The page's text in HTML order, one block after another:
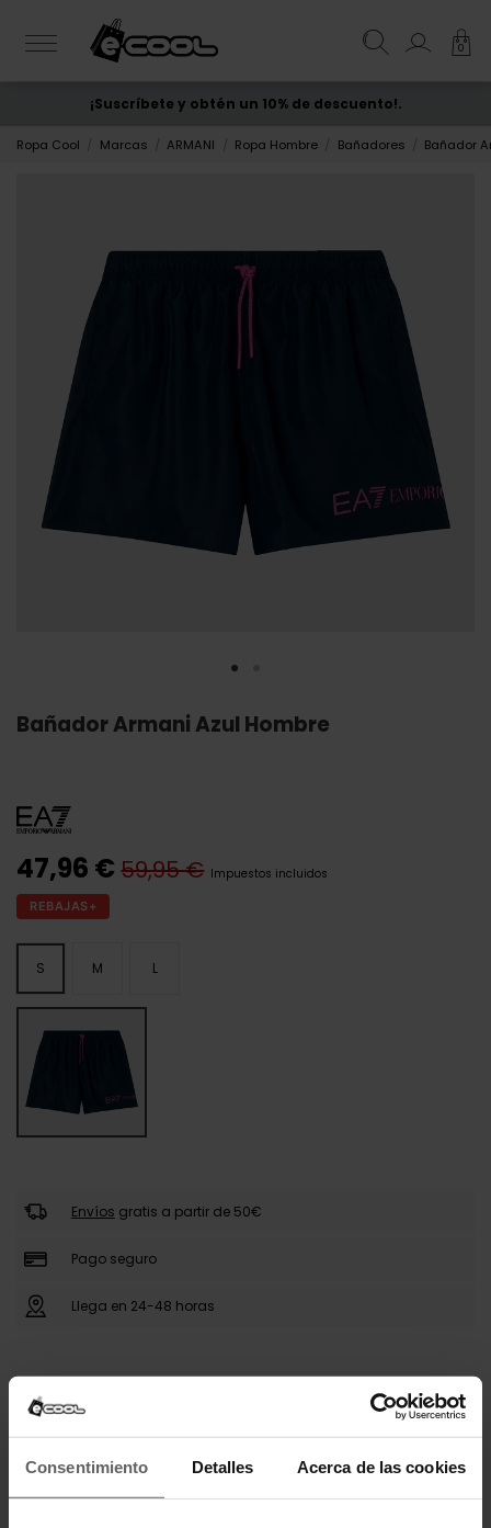
Consentimiento Detalles Acerca de las cookies
0
ENVÍO GRATIS desde 50€
¡Suscríbete y obtén un 10% de descuento!.
Ropa Cool Marcas ARMANI Ropa Hombre Bañadores Bañador
Bañador Armani Azul Hombre
47,96 €59,95 € Impuestos incluidos
REBAJAS+
S M L
Envíos gratis a partir de 50€
Pago seguro
Llega en 24-48 horas
DESCRIPCIÓN
Bañador EA7 Emporio Armani con diseño corto y
moderno, ideal para días de playa o piscina.
Incorpora cintura elástica con cordón ajustable y
bolsillos laterales funcionales. El logotipo EA7 en